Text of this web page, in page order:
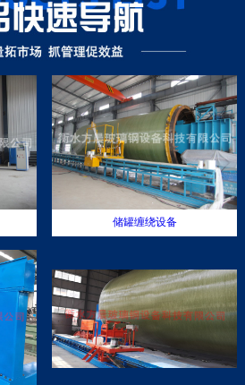
储罐缠绕设备
企业资质
生产装备
新闻资讯
联系我们